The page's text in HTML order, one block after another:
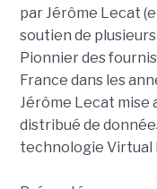
par Jérôme Lecat
soutien de
Pionnier des
France dans les
Jérôme Lecat mise
distribué de
technologie Virtual